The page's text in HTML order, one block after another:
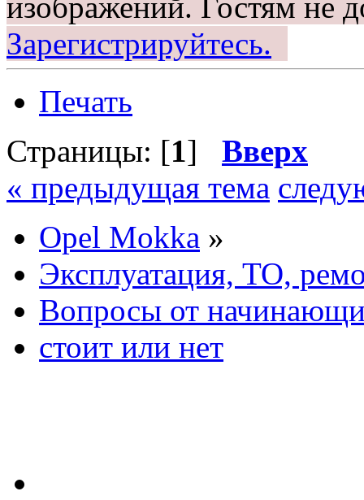
Зарегистрируйтесь.
Печать
Страницы: [1] Вверх
« предыдущая тема
Opel Mokka »
Эксплуатация, ТО,
Вопросы от
стоит или нет